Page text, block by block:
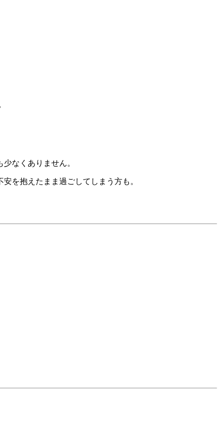
少なくありません。
を抱えたまま過ごしてしまう方も。